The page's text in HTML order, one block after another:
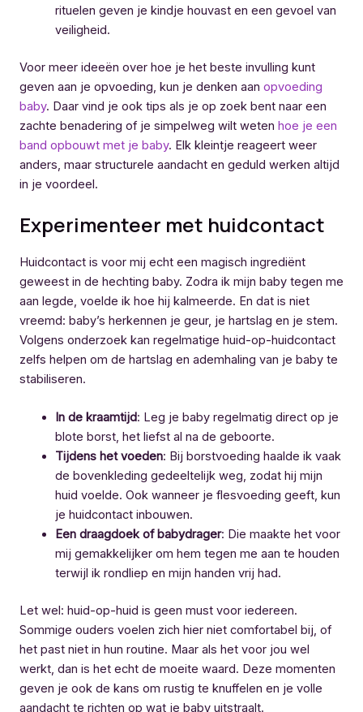
rituelen geven je kindje houvast en een gevoel van
veiligheid.
Voor meer ideeën over hoe je het beste invulling kunt
geven aan je opvoeding, kun je denken aan opvoeding
baby. Daar vind je ook tips als je op zoek bent naar een
zachte benadering of je simpelweg wilt weten hoe je een
band opbouwt met je baby. Elk kleintje reageert weer
anders, maar structurele aandacht en geduld werken altijd
in je voordeel.
Experimenteer met huidcontact
Huidcontact is voor mij echt een magisch ingrediënt
geweest in de hechting baby. Zodra ik mijn baby tegen me
aan legde, voelde ik hoe hij kalmeerde. En dat is niet
vreemd: baby’s herkennen je geur, je hartslag en je stem.
Volgens onderzoek kan regelmatige huid-op-huidcontact
zelfs helpen om de hartslag en ademhaling van je baby te
stabiliseren.
In de kraamtijd: Leg je baby regelmatig direct op je
blote borst, het liefst al na de geboorte.
Tijdens het voeden: Bij borstvoeding haalde ik vaak
de bovenkleding gedeeltelijk weg, zodat hij mijn
huid voelde. Ook wanneer je flesvoeding geeft, kun
je huidcontact inbouwen.
Een draagdoek of babydrager: Die maakte het voor
mij gemakkelijker om hem tegen me aan te houden
terwijl ik rondliep en mijn handen vrij had.
Let wel: huid-op-huid is geen must voor iedereen.
Sommige ouders voelen zich hier niet comfortabel bij, of
het past niet in hun routine. Maar als het voor jou wel
werkt, dan is het echt de moeite waard. Deze momenten
geven je ook de kans om rustig te knuffelen en je volle
aandacht te richten op wat je baby uitstraalt.